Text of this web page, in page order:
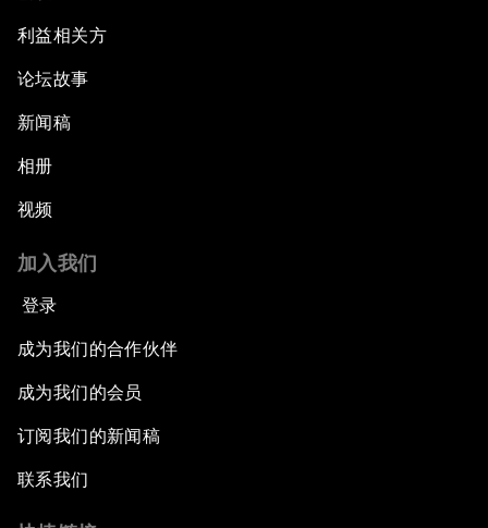
利益相关方
论坛故事
新闻稿
相册
视频
加入我们
登录
成为我们的合作伙伴
成为我们的会员
订阅我们的新闻稿
联系我们